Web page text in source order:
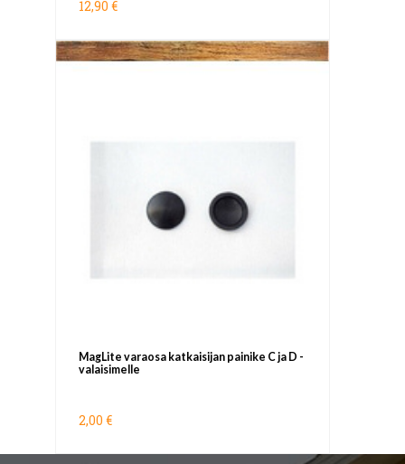
12,90 €
MagLite varaosa katkaisijan painike C ja D -
valaisimelle
2,00 €